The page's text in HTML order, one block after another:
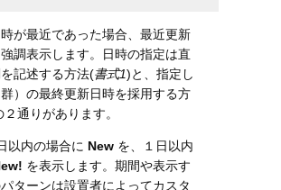
が最近であった場合、最近更新
調表示します。日時の指定は直
記述する方法(書式1)と、指定し
）の最終更新日時を採用する方
２通りがあります。
以内の場合に New を、１日以内
を表示します。期間や表示す
ターンは設置者によってカスタ